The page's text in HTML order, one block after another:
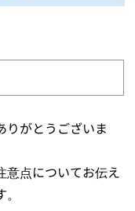
りがとうございま
意点についてお伝え